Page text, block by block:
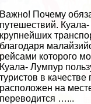
Важно! Почему
путешествий.
крупнейших
благодаря
рейсами которого
Куала- Лумпур
туристов в
расположен на
переводится …...